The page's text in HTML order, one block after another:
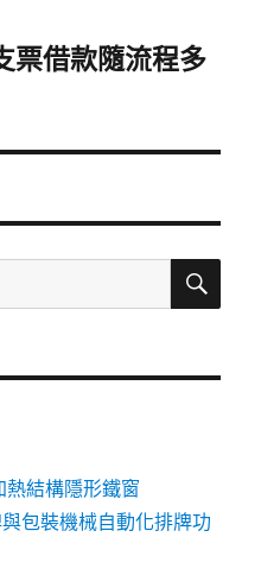
票借款隨流程多
搜
結構隱形鐵窗
包裝機械自動化排牌功